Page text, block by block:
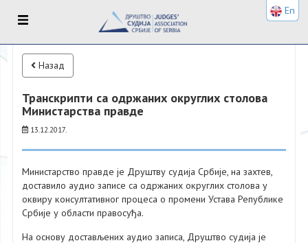
Назад
Транскрипти са одржаних округлих столова
Министарства правде
13.12.2017.
Министарство правде је Друштву судија Србије, на захтев,
доставило аудио записе са одржаних округлих столова у
оквиру консултативног процеса о промени Устава Републике
Србије у области правосуђа.
На основу достављених аудио записа, Друштво судија је
En